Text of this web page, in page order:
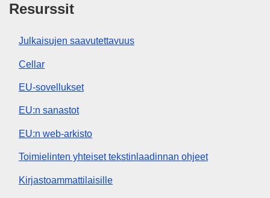
Resurssit
Julkaisujen saavutettavuus
Cellar
EU-sovellukset
EU:n sanastot
EU:n web-arkisto
Toimielinten yhteiset tekstinlaadinnan ohjeet
Kirjastoammattilaisille